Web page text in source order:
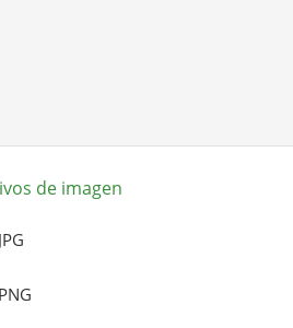
de imagen